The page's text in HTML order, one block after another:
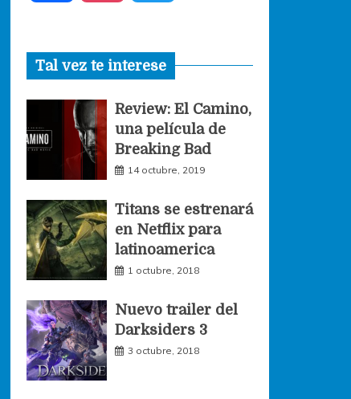
c
e
b
o
o
s
t
a
g
r
m
i
t
t
r
Tal vez te interese
Review: El Camino,
una película de
Breaking Bad
14 octubre, 2019
Titans se estrenará
en Netflix para
latinoamerica
1 octubre, 2018
Nuevo trailer del
Darksiders 3
3 octubre, 2018